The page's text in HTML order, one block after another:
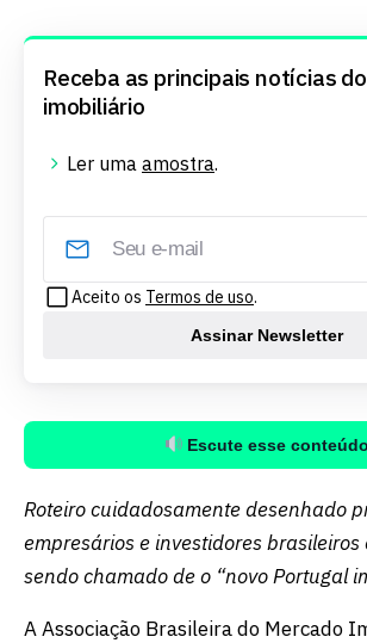
Receba as principais notícias
imobiliário
Ler uma amostra.
Aceito os Termos de uso.
Assinar Newsletter
Escute esse conteúdo
Roteiro cuidadosamente desenhado
empresários e investidores brasileiros
sendo chamado de o “novo Portugal
A Associação Brasileira do Mercado